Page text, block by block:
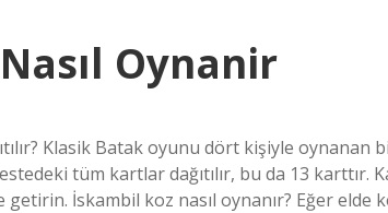
Oynanir
Klasik Batak oyunu dört kişiyle
tüm kartlar dağıtılır, bu da 13 karttır.
getirin. İskambil koz nasıl oynanır? Eğer